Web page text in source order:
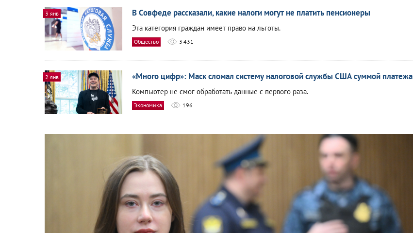
3 янв В Совфеде рассказали, какие налоги могут не платить пенсионеры
Эта категория граждан имеет право на льготы.
Общество 3 431
2 янв «Много цифр»: Маск сломал систему налоговой службы США суммой платежа
Компьютер не смог обработать данные с первого раза.
Экономика 196